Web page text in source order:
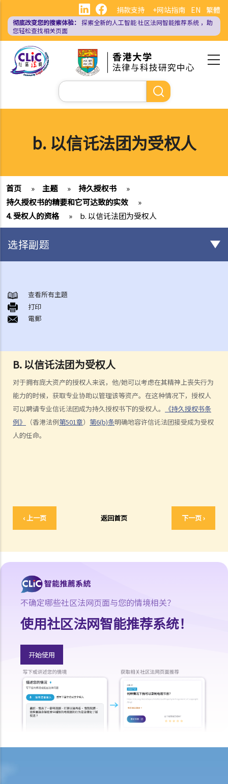
主
EN 繁體
捐款支持 +网站指南
彻底改变您的搜索体验： 探索全新的人工智能社区法网智能推荐系统 ，助
您轻松查找相关页面
搜
索
b. 以信讬法团为受权人
首页 » 主题 » 持久授权书
»
持久授权书的精要和它可达致的实效
»
4. 受权人的资格
» b. 以信讬法团为受权人
B. 以信讬法团为受权人
对于拥有庞大资产的授权人来说，他/她可以考虑在其精神上丧失行为
能力的时候，获取专业协助以管理该等资产。在这种情况下，授权人
可以聘请专业信讬法团成为持久授权书下的受权人。
《持久授权书条
例》
（香港法例第501章） 第6(b)条明确地容许信讬法团接受成为受权
人的任命。
‹ 上一页 返回首页 下一页 ›
选择副题
持久授权书的精要和它可达致的实效
1. 相关法律
1. 我年纪已老，打算让儿子替我照顾我的财政事务。他是一位好人，我
任何合法的事。我也知道它简单、直接、有效，涉及的法律费用也不
多。对我来说，这应该是完美的解决方案吧？
2. 受权人的权限、责任和法律责任
a. 权限
1. 我的一位律师朋友告诉我有关一种叫持久授权书的东西，可让我在精
神上失去行为能力时，有人照顾我的财政事务。这似乎是个好主意。那
当然我很乐意帮忙。我也知道假如有一天他们变得精神上无行为能力，
我需要照顾他们的财政事务。但我应当如何行使我的权力呢？家里还有
其他兄弟姐妹，我可不想因为父母的资产管理问题而使大家不和。坦白
3. 监察受权人
1. 有关持久授权书的想法听起来不错。但我还是有点犹豫。如果我的受
权人心肠变坏，而我已变得精神上无行为能力，那我有甚么保障？
a. 以个人为受权人
1. 我年纪已老，想要订立一份持久授权书，以便在我变为精神上无行为
能力时，我的儿子可处理我的财政事务。我的儿子是一名律师，而媳妇
是一名医生。事情应该很易办吧，只要他们见证我签署那份持久授权
书，我的儿子就可以顺利成为受权人吧？
b. 以信讬法团为受权人
查看所有主題
打印
電郵
不确定哪些社区法网页面与您的情境相关？
使用社区法网智能推荐系统！
开始使用